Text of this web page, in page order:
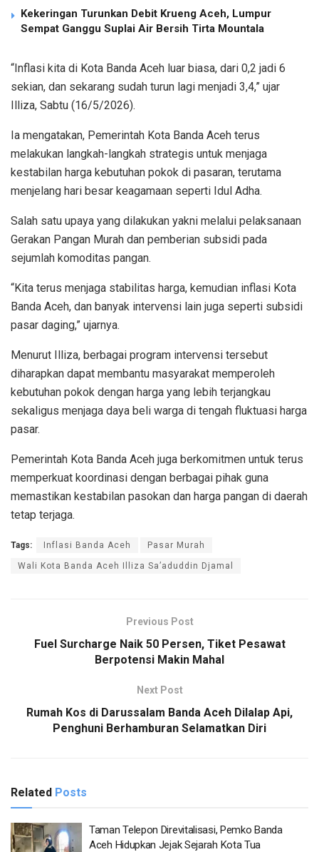
Kekeringan Turunkan Debit Krueng Aceh, Lumpur
Sempat Ganggu Suplai Air Bersih Tirta Mountala
“Inflasi kita di Kota Banda Aceh luar biasa, dari 0,2 jadi 6
sekian, dan sekarang sudah turun lagi menjadi 3,4,” ujar
Illiza, Sabtu (16/5/2026).
Ia mengatakan, Pemerintah Kota Banda Aceh terus
melakukan langkah-langkah strategis untuk menjaga
kestabilan harga kebutuhan pokok di pasaran, terutama
menjelang hari besar keagamaan seperti Idul Adha.
Salah satu upaya yang dilakukan yakni melalui pelaksanaan
Gerakan Pangan Murah dan pemberian subsidi pada
sejumlah komoditas pangan.
“Kita terus menjaga stabilitas harga, kemudian inflasi Kota
Banda Aceh, dan banyak intervensi lain juga seperti subsidi
pasar daging,” ujarnya.
Menurut Illiza, berbagai program intervensi tersebut
diharapkan dapat membantu masyarakat memperoleh
kebutuhan pokok dengan harga yang lebih terjangkau
sekaligus menjaga daya beli warga di tengah fluktuasi harga
pasar.
Pemerintah Kota Banda Aceh juga berkomitmen untuk terus
memperkuat koordinasi dengan berbagai pihak guna
memastikan kestabilan pasokan dan harga pangan di daerah
tetap terjaga.
Tags: Inflasi Banda Aceh Pasar Murah
Wali Kota Banda Aceh Illiza Sa’aduddin Djamal
Previous Post
Fuel Surcharge Naik 50 Persen, Tiket Pesawat
Berpotensi Makin Mahal
Next Post
Rumah Kos di Darussalam Banda Aceh Dilalap Api,
Penghuni Berhamburan Selamatkan Diri
Related Posts
Taman Telepon Direvitalisasi, Pemko Banda
Aceh Hidupkan Jejak Sejarah Kota Tua